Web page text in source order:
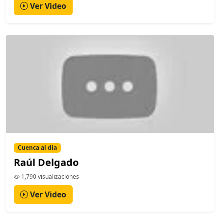
Ver Video
Cuenca al día
Raúl Delgado
1,790 visualizaciones
Ver Video